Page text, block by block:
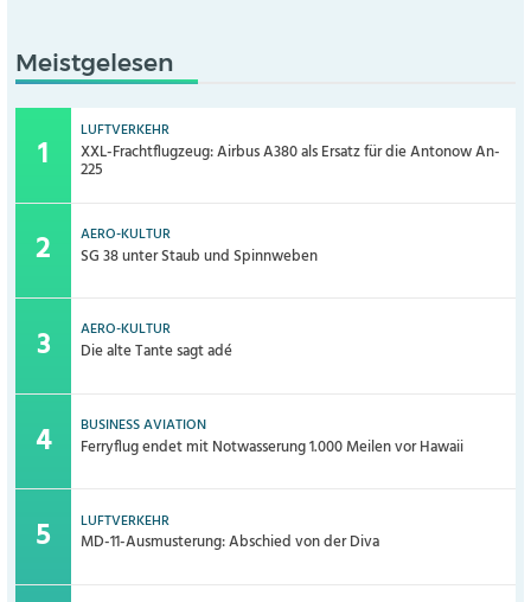
Meistgelesen
LUFTVERKEHR
XXL-Frachtflugzeug: Airbus A380 als Ersatz für die Antonow An-
225
AERO-KULTUR
SG 38 unter Staub und Spinnweben
AERO-KULTUR
Die alte Tante sagt adé
BUSINESS AVIATION
Ferryflug endet mit Notwasserung 1.000 Meilen vor Hawaii
LUFTVERKEHR
MD-11-Ausmusterung: Abschied von der Diva